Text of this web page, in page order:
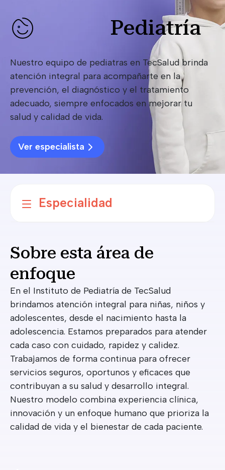
Pediatría
Nuestro equipo de pediatras en TecSalud brinda
atención integral para acompañarte en la
prevención, el diagnóstico y el tratamiento
adecuado, siempre enfocados en mejorar tu
salud y calidad de vida.
Ver especialista
Especialidad
Sobre esta área de
enfoque
En el Instituto de Pediatría de TecSalud
brindamos atención integral para niñas, niños y
adolescentes, desde el nacimiento hasta la
adolescencia. Estamos preparados para atender
cada caso con cuidado, rapidez y calidez.
Trabajamos de forma continua para ofrecer
servicios seguros, oportunos y eficaces que
contribuyan a su salud y desarrollo integral.
Nuestro modelo combina experiencia clínica,
innovación y un enfoque humano que prioriza la
calidad de vida y el bienestar de cada paciente.